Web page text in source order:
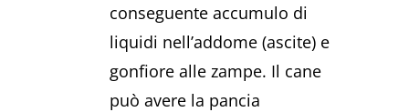
conseguente accumulo di
liquidi nell’addome (ascite) e
gonfiore alle zampe. Il cane
può avere la pancia